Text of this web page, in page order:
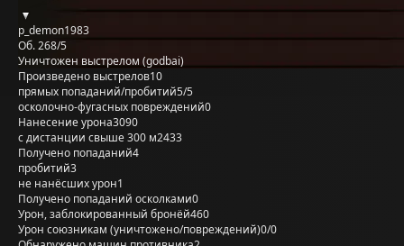
p_demon1983
Об. 268/5
Уничтожен выстрелом (godbai)
Произведено выстрелов10
прямых попаданий/пробитий5/5
осколочно-фугасных повреждений0
Нанесение урона3090
с дистанции свыше 300 м2433
Получено попаданий4
пробитий3
не нанёсших урон1
Получено попаданий осколками0
Урон, заблокированный бронёй460
Урон союзникам (уничтожено/повреждений)0/0